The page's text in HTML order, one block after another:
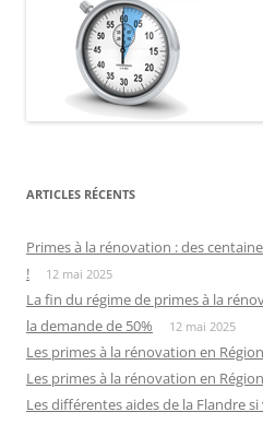
ARTICLES RÉCENTS
Primes à la rénovation : des
!
12 mai 2025
La fin du régime de primes à la
la demande de 50%
12 mai 2025
Les primes à la rénovation en
Les primes à la rénovation en
Les différentes aides de la Flandre